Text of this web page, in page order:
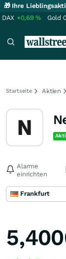
🎁 Ihre
DAX +0,69% Gold
Startseite Aktien
Alarme
einrichten
Frankfurt